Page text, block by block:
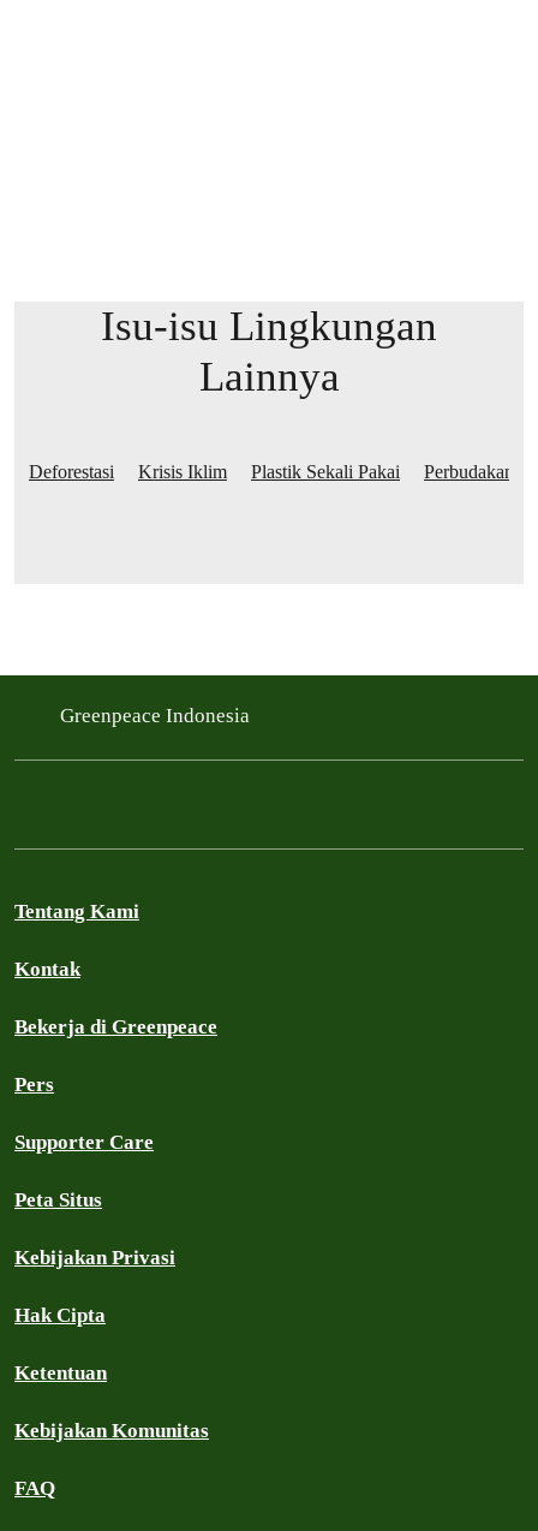
Isu-isu Lingkungan
Lainnya
Deforestasi Krisis Iklim Plastik Sekali Pakai Perbudakan
Greenpeace Indonesia
Tentang Kami
Kontak
Bekerja di Greenpeace
Pers
Supporter Care
Peta Situs
Kebijakan Privasi
Hak Cipta
Ketentuan
Kebijakan Komunitas
FAQ